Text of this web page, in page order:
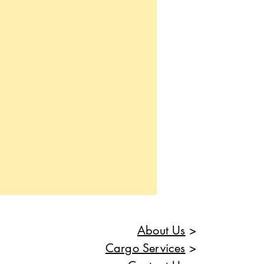
About Us >
Cargo Services >